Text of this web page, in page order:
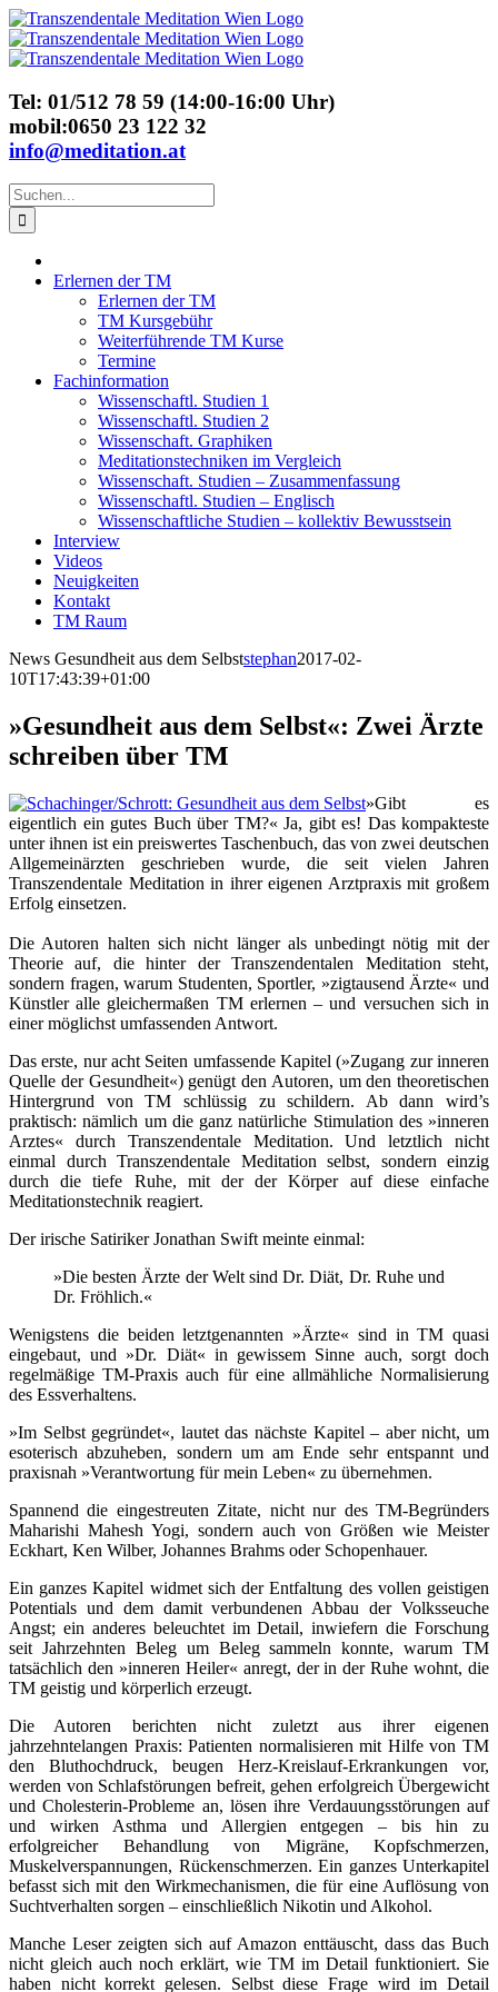
Skip
to
content
Tel: 01/512 78 59 (14:00-16:00 Uhr)
mobil:0650 23 122 32
info@meditation.at
Suche
nach:
Erlernen der TM
Erlernen der TM
TM Kursgebühr
Weiterführende TM Kurse
Termine
Fachinformation
Wissenschaftl. Studien 1
Wissenschaftl. Studien 2
Wissenschaft. Graphiken
Meditationstechniken im Vergleich
Wissenschaft. Studien – Zusammenfassung
Wissenschaftl. Studien – Englisch
Wissenschaftliche Studien – kollektiv Bewusstsein
Interview
Videos
Neuigkeiten
Kontakt
TM Raum
News Gesundheit aus dem Selbststephan2017-02-
10T17:43:39+01:00
»Gesundheit aus dem Selbst«: Zwei Ärzte
schreiben über TM
»Gibt es
eigentlich ein gutes Buch über TM?« Ja, gibt es! Das kompakteste
unter ihnen ist ein preiswertes Taschenbuch, das von zwei deutschen
Allgemeinärzten geschrieben wurde, die seit vielen Jahren
Transzendentale Meditation in ihrer eigenen Arztpraxis mit großem
Erfolg einsetzen.
Die Autoren halten sich nicht länger als unbedingt nötig mit der
Theorie auf, die hinter der Transzendentalen Meditation steht,
sondern fragen, warum Studenten, Sportler, »zigtausend Ärzte« und
Künstler alle gleichermaßen TM erlernen – und versuchen sich in
einer möglichst umfassenden Antwort.
Das erste, nur acht Seiten umfassende Kapitel (»Zugang zur inneren
Quelle der Gesundheit«) genügt den Autoren, um den theoretischen
Hintergrund von TM schlüssig zu schildern. Ab dann wird’s
praktisch: nämlich um die ganz natürliche Stimulation des »inneren
Arztes« durch Transzendentale Meditation. Und letztlich nicht
einmal durch Transzendentale Meditation selbst, sondern einzig
durch die tiefe Ruhe, mit der der Körper auf diese einfache
Meditationstechnik reagiert.
Der irische Satiriker Jonathan Swift meinte einmal:
»Die besten Ärzte der Welt sind Dr. Diät, Dr. Ruhe und
Dr. Fröhlich.«
Wenigstens die beiden letztgenannten »Ärzte« sind in TM quasi
eingebaut, und »Dr. Diät« in gewissem Sinne auch, sorgt doch
regelmäßige TM-Praxis auch für eine allmähliche Normalisierung
des Essverhaltens.
»Im Selbst gegründet«, lautet das nächste Kapitel – aber nicht, um
esoterisch abzuheben, sondern um am Ende sehr entspannt und
praxisnah »Verantwortung für mein Leben« zu übernehmen.
Spannend die eingestreuten Zitate, nicht nur des TM-Begründers
Maharishi Mahesh Yogi, sondern auch von Größen wie Meister
Eckhart, Ken Wilber, Johannes Brahms oder Schopenhauer.
Ein ganzes Kapitel widmet sich der Entfaltung des vollen geistigen
Potentials und dem damit verbundenen Abbau der Volksseuche
Angst; ein anderes beleuchtet im Detail, inwiefern die Forschung
seit Jahrzehnten Beleg um Beleg sammeln konnte, warum TM
tatsächlich den »inneren Heiler« anregt, der in der Ruhe wohnt, die
TM geistig und körperlich erzeugt.
Die Autoren berichten nicht zuletzt aus ihrer eigenen
jahrzehntelangen Praxis: Patienten normalisieren mit Hilfe von TM
den Bluthochdruck, beugen Herz-Kreislauf-Erkrankungen vor,
werden von Schlafstörungen befreit, gehen erfolgreich Übergewicht
und Cholesterin-Probleme an, lösen ihre Verdauungsstörungen auf
und wirken Asthma und Allergien entgegen – bis hin zu
erfolgreicher Behandlung von Migräne, Kopfschmerzen,
Muskelverspannungen, Rückenschmerzen. Ein ganzes Unterkapitel
befasst sich mit den Wirkmechanismen, die für eine Auflösung von
Suchtverhalten sorgen – einschließlich Nikotin und Alkohol.
Manche Leser zeigten sich auf Amazon enttäuscht, dass das Buch
nicht gleich auch noch erklärt, wie TM im Detail funktioniert. Sie
haben nicht korrekt gelesen. Selbst diese Frage wird im Detail